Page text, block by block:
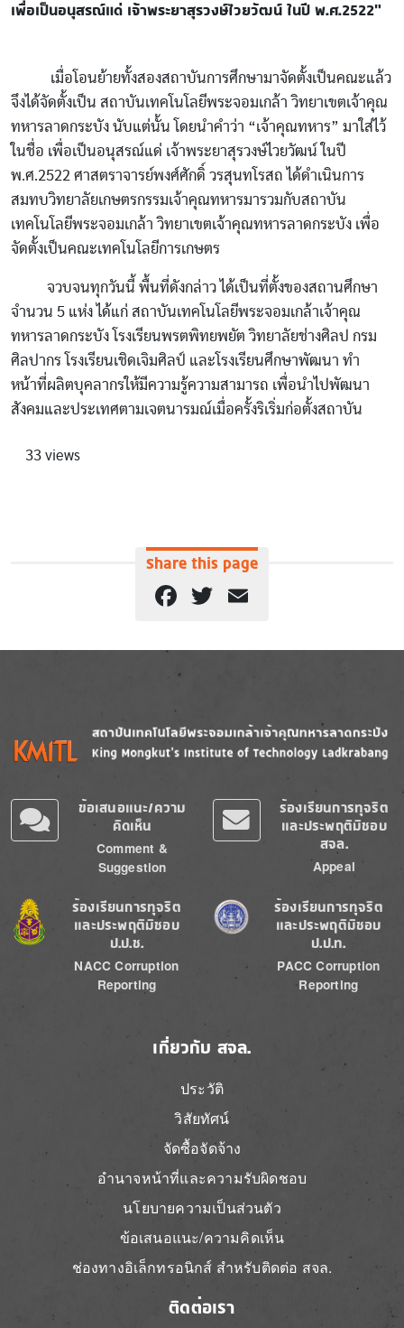
เพื่อเป็นอนุสรณ์แด่ เจ้าพระยาสุรวงษ์ไวยวัฒน์ ในปี พ.ศ.2522"
เมื่อโอนย้ายทั้งสองสถาบันการศึกษามาจัดตั้งเป็นคณะแล้ว
จึงได้จัดตั้งเป็น สถาบันเทคโนโลยีพระจอมเกล้า วิทยาเขตเจ้าคุณ
ทหารลาดกระบัง นับแต่นั้น โดยนำคำว่า “เจ้าคุณทหาร” มาใส่ไว้
ในชื่อ เพื่อเป็นอนุสรณ์แด่ เจ้าพระยาสุรวงษ์ไวยวัฒน์ ในปี
พ.ศ.2522 ศาสตราจารย์พงศ์ศักดิ์ วรสุนทโรสถ ได้ดำเนินการ
สมทบวิทยาลัยเกษตรกรรมเจ้าคุณทหารมารวมกับสถาบัน
เทคโนโลยีพระจอมเกล้า วิทยาเขตเจ้าคุณทหารลาดกระบัง เพื่อ
จัดตั้งเป็นคณะเทคโนโลยีการเกษตร
จวบจนทุกวันนี้ พื้นที่ดังกล่าว ได้เป็นที่ตั้งของสถานศึกษา
จำนวน 5 แห่ง ได้แก่ สถาบันเทคโนโลยีพระจอมเกล้าเจ้าคุณ
ทหารลาดกระบัง โรงเรียนพรตพิทยพยัต วิทยาลัยช่างศิลป กรม
ศิลปากร โรงเรียนเชิดเจิมศิลป์ และโรงเรียนศึกษาพัฒนา ทำ
หน้าที่ผลิตบุคลากรให้มีความรู้ความสามารถ เพื่อนำไปพัฒนา
สังคมและประเทศตามเจตนารมณ์เมื่อครั้งริเริ่มก่อตั้งสถาบัน
33 views
Share this page
Facebook
Twitter
Image
ข้อเสนอแนะ/ความ
คิดเห็น
Comment &
Suggestion
ร้องเรียนการทุจริต
และประพฤติมิชอบ
สจล.
Appeal
Image
ร้องเรียนการทุจริต
และประพฤติมิชอบ
ป.ป.ช.
NACC Corruption
Reporting
Image
ร้องเรียนการทุจริต
และประพฤติมิชอบ
ป.ป.ท.
PACC Corruption
Reporting
เกี่ยวกับ สจล.
ประวัติ
วิสัยทัศน์
จัดซื้อจัดจ้าง
อำนาจหน้าที่และความรับผิดชอบ
นโยบายความเป็นส่วนตัว
ข้อเสนอแนะ/ความคิดเห็น
ช่องทางอิเล็กทรอนิกส์ สำหรับติดต่อ สจล.
ติดต่อเรา